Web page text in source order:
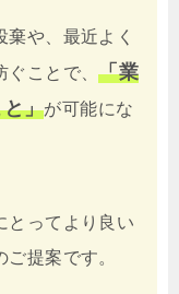
や、最近よく
ぐことで、「業
」が可能にな
とってより良い
提案です。